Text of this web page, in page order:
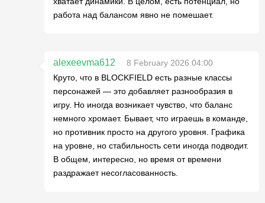
работа над балансом явно не помешает.
alexeevma612
8 February 2026 04:00
Круто, что в BLOCKFIELD есть разные классы
персонажей — это добавляет разнообразия в
игру. Но иногда возникает чувство, что баланс
немного хромает. Бывает, что играешь в команде,
но противник просто на другого уровня. Графика
на уровне, но стабильность сети иногда подводит.
В общем, интересно, но время от времени
раздражает несогласованность.